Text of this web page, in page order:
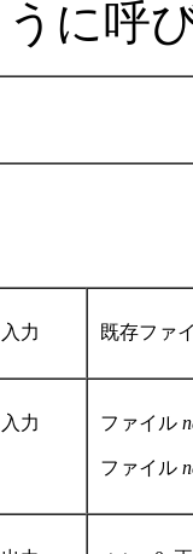
に呼
入力 既存ファ
入力 ファイル
ファイル